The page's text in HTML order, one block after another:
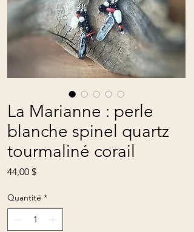
La Marianne : perle
blanche spinel quartz
tourmaliné corail
44,00 $Prix
Quantité *